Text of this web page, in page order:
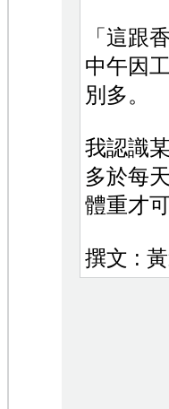
「這跟
中午因
別多。
我認識
多於每
體重才
撰文 :